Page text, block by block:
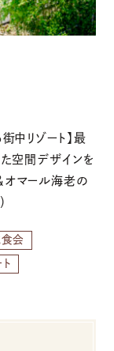
せ
）
中リゾート】最
空間デザインを
マール海老の
会